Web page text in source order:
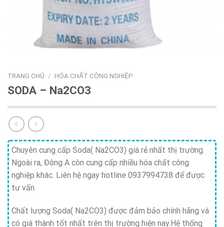
TRANG CHỦ / HÓA CHẤT CÔNG NGHIỆP
SODA – Na2CO3
Chuyên cung cấp Soda( Na2CO3) giá rẻ nhất thị trường.
Ngoài ra, Đông A còn cung cấp nhiều hóa chất công
nghiệp khác. Liên hệ ngay hotline 0937994738 để được
tư vấn.
Chất lượng Soda( Na2CO3) được đảm bảo chính hãng và
có giá thành tốt nhất trên thị trường hiện nay.Hệ thống